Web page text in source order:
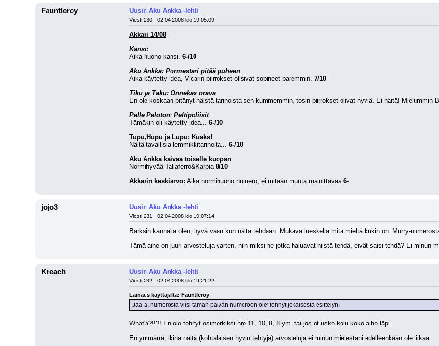
Fauntleroy Uusin Aku Ankka -lehti
Viesti 230 - 02.04.2008 klo 19:05:09
Akkari 14/08
Kansi:
Aika huono kansi. 6-/10
Aku Ankka: Pormestari pitää puheen
Aika käytetty idea, Vicarin piirrokset olisivat sopineet paremmin. 7/10
Tiku ja Taku: Onnekas orava
En ole koskaan pitänyt näistä tarinoista sen kummemmin, tosin piirrokset olivat hyviä. Ei näitä! Mielummin
Pelle Peloton: Peltipoliisit
Tämäkin oli käytetty idea... 6-/10
Tupu,Hupu ja Lupu: Kuaks!
Näitä tavallisia lemmikkitarinoita... 6-/10
Aku Ankka kaivaa toiselle kuopan
Normihyvää Taliaferro&Karpia 8/10
Akkarin keskiarvo: Aika normihuono numero, ei mitään muuta mainittavaa 6-
jojo3 Uusin Aku Ankka -lehti
Viesti 231 - 02.04.2008 klo 19:07:14
Barksin kannalla olen, hyvä vaan kun näitä tehdään. Mukava lueskella mitä mieltä kukin on. Murry-
Tämä aihe on juuri arvosteluja varten, niin miksi ne jotka haluavat niistä tehdä, eivät saisi tehdä? Ei minun
Kreach Uusin Aku Ankka -lehti
Viesti 232 - 02.04.2008 klo 19:21:22
Lainaus käyttäjältä: Fauntleroy
Jaa-a, numerosta viisi tämän päivän numeroon olet tehnyt jokaisesta esittelyn.
What'a?!!?! En ole tehnyt esimerkiksi nro 11, 10, 9, 8 ym. tai jos et usko kolu koko aihe läpi.
En ymmärrä, ikinä näitä (kohtalaisen hyvin tehtyjä) arvosteluja ei minun mielestäni edelleenkään ole liikaa.